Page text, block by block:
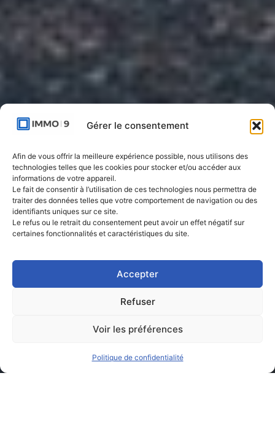
Gérer le consentement
Afin de vous offrir la meilleure expérience possible, nous utilisons des
technologies telles que les cookies pour stocker et/ou accéder aux
informations de votre appareil.
Le fait de consentir à l’utilisation de ces technologies nous permettra de
traiter des données telles que votre comportement de navigation ou des
identifiants uniques sur ce site.
Le refus ou le retrait du consentement peut avoir un effet négatif sur
certaines fonctionnalités et caractéristiques du site.
Accepter
Refuser
Voir les préférences
Politique de confidentialité